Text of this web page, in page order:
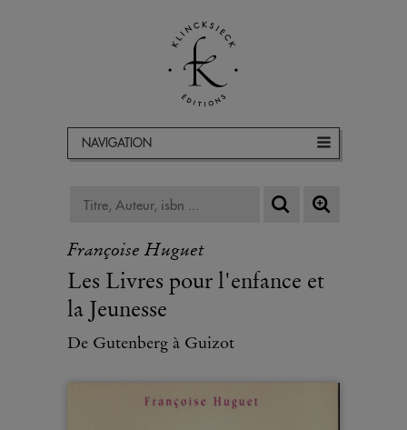
NAVIGATION
Françoise Huguet
Les Livres pour l'enfance et
la Jeunesse
De Gutenberg à Guizot